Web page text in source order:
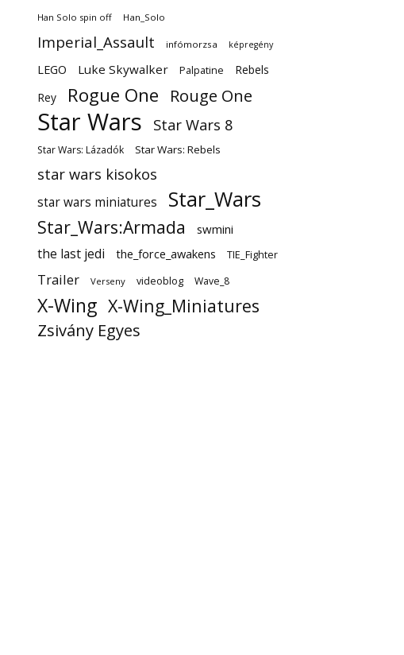
Han Solo spin off Han_Solo
Imperial_Assault infómorzsa képregény
LEGO Luke Skywalker Palpatine
Rebels
Rey
Rogue One Rouge One
Star Wars Star Wars 8
Star Wars: Lázadók Star Wars: Rebels
star wars kisokos
star wars miniatures Star_Wars
Star_Wars:Armada swmini
the last jedi the_force_awakens TIE_Fighter
Trailer Verseny videoblog Wave_8
X-Wing X-Wing_Miniatures
Zsivány Egyes